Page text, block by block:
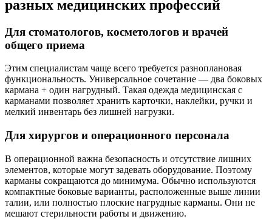
разных медицинских профессий
Для стоматологов, косметологов и врачей
общего приема
Этим специалистам чаще всего требуется разноплановая
функциональность. Универсальное сочетание — два боковых
кармана + один нагрудный. Такая одежда медицинская с
карманами позволяет хранить карточки, наклейки, ручки и
мелкий инвентарь без лишней нагрузки.
Для хирургов и операционного персонала
В операционной важна безопасность и отсутствие лишних
элементов, которые могут задевать оборудование. Поэтому
карманы сокращаются до минимума. Обычно используются
компактные боковые варианты, расположенные выше линии
талии, или полностью плоские нагрудные карманы. Они не
мешают стерильности работы и движению.